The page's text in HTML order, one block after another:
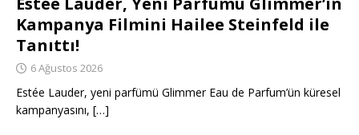
Kampanya Filmini Hailee Steinfeld ile
Tanıttı!
6 Ağustos 2026
Estée Lauder, yeni parfümü Glimmer Eau de Parfum’ün küresel
kampanyasını, […]